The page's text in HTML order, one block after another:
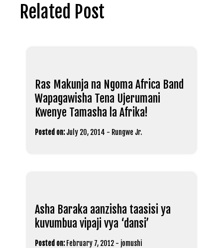
Related Post
Ras Makunja na Ngoma Africa Band
Wapagawisha Tena Ujerumani
Kwenye Tamasha la Afrika!
Posted on: July 20, 2014 - Rungwe Jr.
Asha Baraka aanzisha taasisi ya
kuvumbua vipaji vya ‘dansi’
Posted on: February 7, 2012 - jomushi